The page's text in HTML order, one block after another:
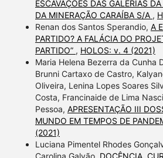
ESCAVAÇÕES DAS GALERIAS
DA MINERAÇÃO CARAÍBA S/A ,
Renan dos Santos Sperandio, A
PARTIDO? A FALÁCIA DO
PARTIDO” , HOLOS: v. 4 (2021)
Maria Helena Bezerra da Cunha
Brunni Cartaxo de Castro,
Oliveira, Lenina Lopes Soares
Costa, Francinaide de Lima
Pessoa, APRESENTAÇÃO III
MUNDO EM TEMPOS DE
(2021)
Luciana Pimentel Rhodes
Carolina Galvão, DOCÊNCIA,